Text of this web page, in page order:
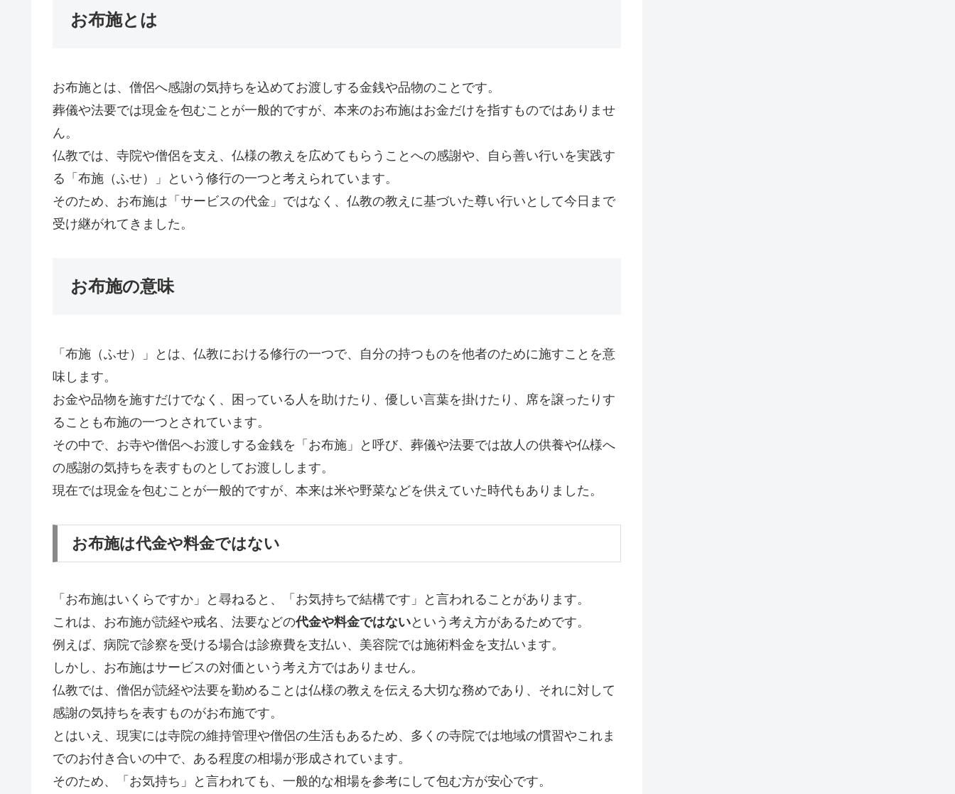
お布施とは
お布施とは、僧侶へ感謝の気持ちを込めてお渡しする金銭や品物のことです。
葬儀や法要では現金を包むことが一般的ですが、本来のお布施はお金だけを指すものではありませ
ん。
仏教では、寺院や僧侶を支え、仏様の教えを広めてもらうことへの感謝や、自ら善い行いを実践す
る「布施（ふせ）」という修行の一つと考えられています。
そのため、お布施は「サービスの代金」ではなく、仏教の教えに基づいた尊い行いとして今日まで
受け継がれてきました。
お布施の意味
「布施（ふせ）」とは、仏教における修行の一つで、自分の持つものを他者のために施すことを意
味します。
お金や品物を施すだけでなく、困っている人を助けたり、優しい言葉を掛けたり、席を譲ったりす
ることも布施の一つとされています。
その中で、お寺や僧侶へお渡しする金銭を「お布施」と呼び、葬儀や法要では故人の供養や仏様へ
の感謝の気持ちを表すものとしてお渡しします。
現在では現金を包むことが一般的ですが、本来は米や野菜などを供えていた時代もありました。
お布施は代金や料金ではない
「お布施はいくらですか」と尋ねると、「お気持ちで結構です」と言われることがあります。
これは、お布施が読経や戒名、法要などの代金や料金ではないという考え方があるためです。
例えば、病院で診察を受ける場合は診療費を支払い、美容院では施術料金を支払います。
しかし、お布施はサービスの対価という考え方ではありません。
仏教では、僧侶が読経や法要を勤めることは仏様の教えを伝える大切な務めであり、それに対して
感謝の気持ちを表すものがお布施です。
とはいえ、現実には寺院の維持管理や僧侶の生活もあるため、多くの寺院では地域の慣習やこれま
でのお付き合いの中で、ある程度の相場が形成されています。
そのため、「お気持ち」と言われても、一般的な相場を参考にして包む方が安心です。